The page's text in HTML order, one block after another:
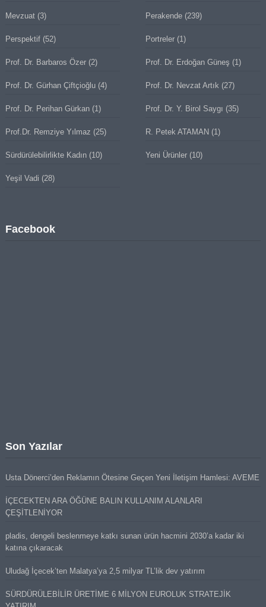
Mevzuat(3) Perakende (239)
Perspektif(52) Portreler (1)
Prof. Dr. Barbaros Özer(2) Prof. Dr. Erdoğan Güneş (1)
Prof. Dr. Gürhan Çiftçioğlu(4) Prof. Dr. Nevzat Artık (27)
Prof. Dr. Perihan Gürkan(1) Prof. Dr. Y. Birol Saygı (35)
Prof.Dr. Remziye Yılmaz (25) R. Petek ATAMAN (1)
Sürdürülebilirlikte Kadın(10) Yeni Ürünler (10)
Yeşil Vadi (28)
Facebook
Son Yazılar
Usta Dönerci’den Reklamın Ötesine Geçen Yeni İletişim Hamlesi: AVEME
İÇECEKTEN ARA ÖĞÜNE BALIN KULLANIM ALANLARI
ÇEŞİTLENİYOR
pladis, dengeli beslenmeye katkı sunan ürün hacmini 2030’a kadar iki
katına çıkaracak
Uludağ İçecek’ten Malatya’ya 2,5 milyar TL’lik dev yatırım
SÜRDÜRÜLEBİLİR ÜRETİME 6 MİLYON EUROLUK STRATEJİK